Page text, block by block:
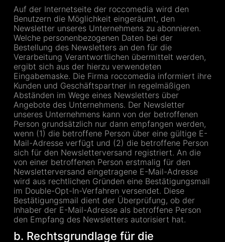
Auf der Internetseite der roccomedia wird den
Benutzern die Möglichkeit eingeräumt, den
Newsletter unseres Unternehmens zu abonnieren.
Welche personenbezogenen Daten bei der
Bestellung des Newsletters an den für die
Verarbeitung Verantwortlichen übermittelt werden,
ergibt sich aus der hierzu verwendeten
Eingabemaske. Die Firma roccomedia informiert ihre
Kunden und Geschäftspartner in regelmäßigen
Abständen im Wege eines Newsletters über
Angebote des Unternehmens. Der Newsletter
unseres Unternehmens kann von der betroffenen
Person grundsätzlich nur dann empfangen werden,
wenn (1) die betroffene Person über eine gültige E-
Mail-Adresse verfügt und (2) die betroffene Person
sich für den Newsletterversand registriert. An die
von einer betroffenen Person erstmalig für den
Newsletterversand eingetragene E-Mail-Adresse
wird aus rechtlichen Gründen eine Bestätigungsmail
im Double-Opt-In-Verfahren versendet. Diese
Bestätigungsmail dient der Überprüfung, ob der
Inhaber der E-Mail-Adresse als betroffene Person
den Empfang des Newsletters autorisiert hat.
b. Rechtsgrundlage für die